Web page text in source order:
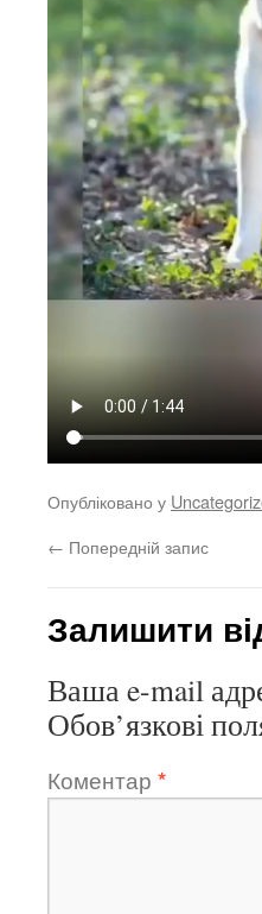
Опубліковано у
← Попередній запис
Залишити
Ваша e-mail
Обов’язкові
Коментар *